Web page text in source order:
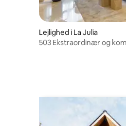
Lejlighed i La Julia
503 Ekstraordinær og